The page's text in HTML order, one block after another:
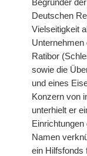
Begründer der
Deutschen
Vielseitigkeit
Unternehmen
Ratibor
sowie die
und eines
Konzern von
unterhielt er
Namen
ein Hilfsfonds